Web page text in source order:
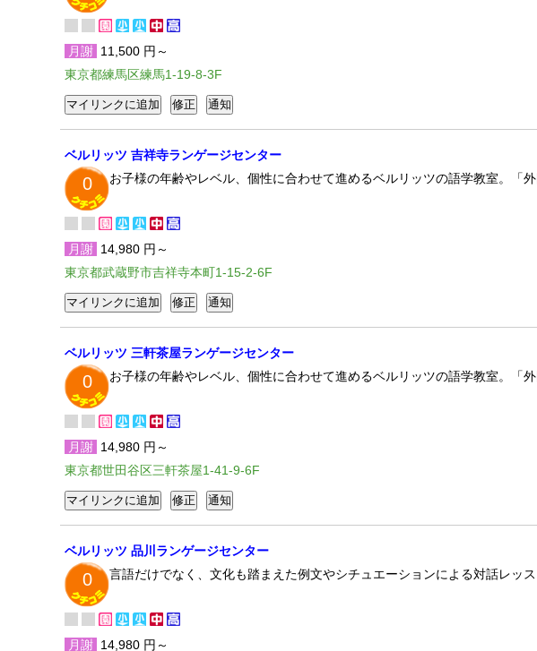
月謝 11,500 円～
東京都練馬区練馬1-19-8-3F
ベルリッツ 吉祥寺ランゲージセンター
0 お子様の年齢やレベル、個性に合わせて進めるベルリッツの語学教室。「
月謝 14,980 円～
東京都武蔵野市吉祥寺本町1-15-2-6F
ベルリッツ 三軒茶屋ランゲージセンター
0 お子様の年齢やレベル、個性に合わせて進めるベルリッツの語学教室。「
月謝 14,980 円～
東京都世田谷区三軒茶屋1-41-9-6F
ベルリッツ 品川ランゲージセンター
0 言語だけでなく、文化も踏まえた例文やシチュエーションによる対話レッ
月謝 14,980 円～